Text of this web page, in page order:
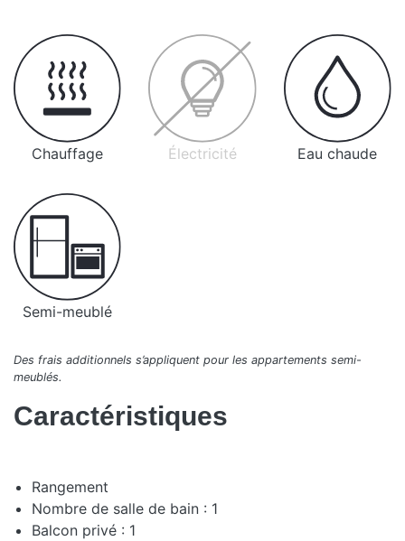
Chauffage Électricité Eau chaude
Semi-meublé
Des frais additionnels s’appliquent pour les appartements semi-
meublés.
Caractéristiques
Rangement
Nombre de salle de bain : 1
Balcon privé : 1